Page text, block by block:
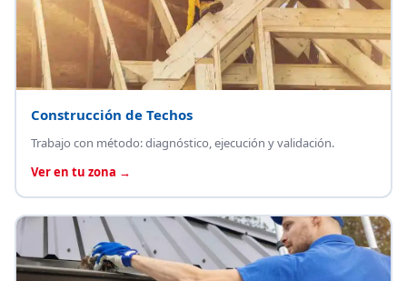
Construcción de Techos
Trabajo con método: diagnóstico, ejecución y validación.
Ver en tu zona →